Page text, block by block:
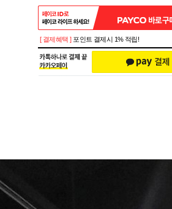
[ 결제혜택 ] 포인트 결제시 1% 적립!